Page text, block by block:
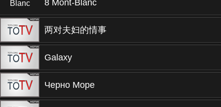
8 Mont-Blanc
两对夫妇的情事
Galaxy
Черно Море